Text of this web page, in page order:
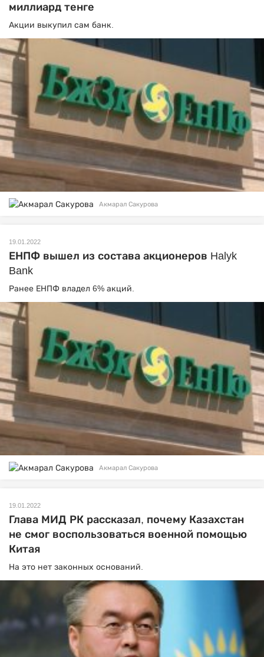
миллиард тенге
Акции выкупил сам банк.
Акмарал Сакурова
19.01.2022
ЕНПФ вышел из состава акционеров Halyk
Bank
Ранее ЕНПФ владел 6% акций.
Акмарал Сакурова
19.01.2022
Глава МИД РК рассказал, почему Казахстан
не смог воспользоваться военной помощью
Китая
На это нет законных оснований.